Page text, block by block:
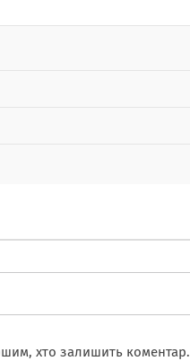
хто залишить коментар.